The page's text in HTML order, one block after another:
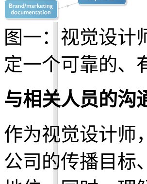
图一：视觉设计
定一个可靠的、
与相关人员的沟
作为视觉设计师
公司的传播目标